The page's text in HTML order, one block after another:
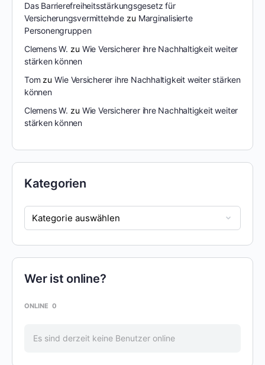
Das Barrierefreiheitsstärkungsgesetz für
Versicherungsvermittelndezu Marginalisierte
Personengruppen
Clemens W. zu Wie Versicherer ihre Nachhaltigkeit weiter
stärken können
Tom zuWie Versicherer ihre Nachhaltigkeit weiter stärken
können
Clemens W. zu Wie Versicherer ihre Nachhaltigkeit weiter
stärken können
Kategorien
Wer ist online?
ONLINE 0
Es sind derzeit keine Benutzer online